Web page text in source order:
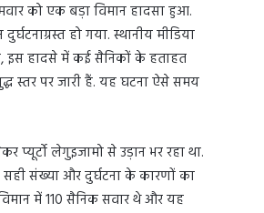
को एक बड़ा विमान हादसा हुआ.
हो गया. स्थानीय मीडिया
इस हादसे में कई सैनिकों के हताहत
स्तर पर जारी हैं. यह घटना ऐसे समय
प्यूर्टो लेगुइजामो से उड़ान भर रहा था.
सही संख्या और दुर्घटना के कारणों का
में 110 सैनिक सवार थे और यह